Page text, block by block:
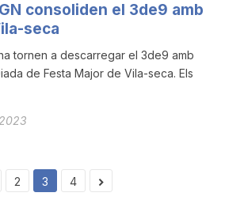
consoliden el 3de9 amb
seca
tornen a descarregar el 3de9 amb
de Festa Major de Vila-seca. Els
2 3 4